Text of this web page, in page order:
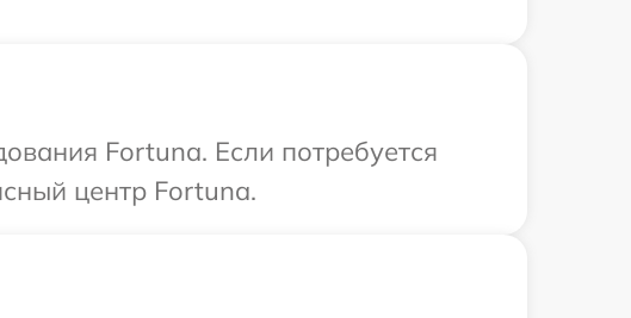
Fortuna. Если потребуется
центр Fortuna.